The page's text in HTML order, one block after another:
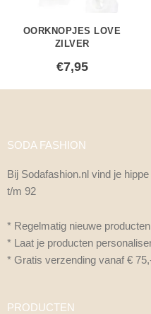
OORKNOPJES LOVE
ZILVER
€7,95
SODA FASHION
Bij Sodafashion.nl vind je
t/m 92
* Regelmatig nieuwe producten
* Laat je producten
* Gratis verzending vanaf €
PRODUCTEN